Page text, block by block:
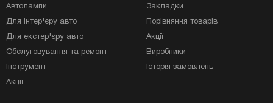
Автолампи
Для інтер'єру авто
Для екстер'єру авто
Обслуговування та ремонт
Інструмент
Акції
Закладки
Порівняння товарів
Акції
Виробники
Історія замовлень